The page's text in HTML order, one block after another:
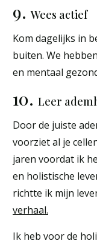
9.Wees actief
Kom dagelijks in
buiten. We
en mentaal
10. Leer
Door de juiste
voorziet al je
jaren voordat ik
en holistische
richtte ik mijn
verhaal.
Ik heb voor de